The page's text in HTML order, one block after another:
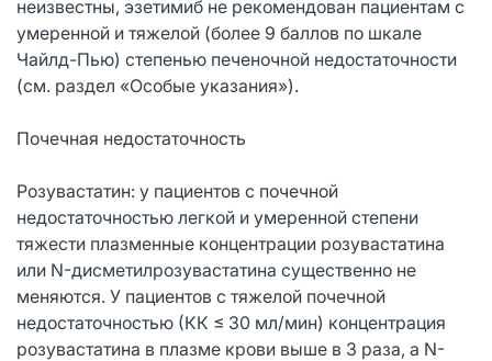
неизвестны, эзетимиб не рекомендован пациентам с
умеренной и тяжелой (более 9 баллов по шкале
Чайлд-Пью) степенью печеночной недостаточности
(см. раздел «Особые указания»).
Почечная недостаточность
Розувастатин: у пациентов с почечной
недостаточностью легкой и умеренной степени
тяжести плазменные концентрации розувастатина
или N-дисметилрозувастатина существенно не
меняются. У пациентов с тяжелой почечной
недостаточностью (КК ≤ 30 мл/мин) концентрация
розувастатина в плазме крови выше в 3 раза, а N-